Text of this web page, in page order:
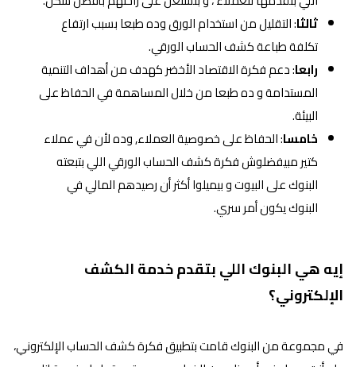
ثالثا: التقليل من استخدام الورق وده طبعا بسبب ارتفاع
تكلفة طباعة كشف الحساب الورقي.
رابعا: دعم فكرة الاقتصاد الأخضر كهدف من أهداف التنمية
المستدامة و ده طبعا من خلال المساهمة في الحفاظ على
البيئة.
خامسا: الحفاظ على خصوصية العملاء, وده لأن في عملاء
كتير مبيفضلوش فكرة كشف الحساب الورقي اللي بتبعته
البنوك على البيوت و بيميلوا أكثر أن رصيدهم المالي في
البنوك يكون أمر سري.
إيه هي البنوك اللي بتقدم خدمة الكشف
الإلكتروني؟
في مجموعة من البنوك قامت بتطبيق فكرة كشف الحساب الإلكتروني،